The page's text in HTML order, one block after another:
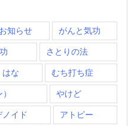
お知らせ がんと気功
さとりの法
はな むち打ち症
やけど
ノイド アトピー